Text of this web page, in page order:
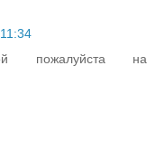
пожалуйста на